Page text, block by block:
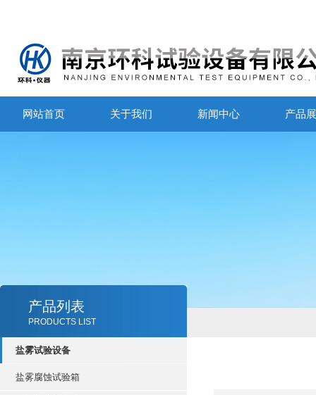
网站首页 关于我们 新闻中心 产品
产品列表
PRODUCTS LIST
盐雾试验设备
盐雾腐蚀试验箱